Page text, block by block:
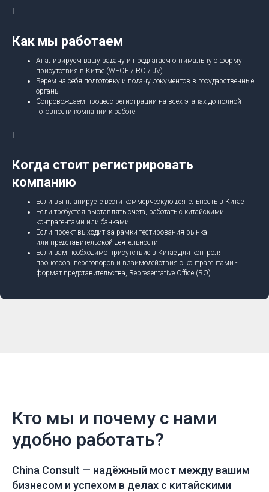
Как мы работаем
Анализируем вашу задачу и предлагаем оптимальную форму
присутствия в Китае (WFOE / RO / JV)
Берем на себя подготовку и подачу документов в государственные
органы
Сопровождаем процесс регистрации на всех этапах до полной
готовности компании к работе
Когда стоит регистрировать
компанию
Если вы планируете вести коммерческую деятельность в Китае
Если требуется выставлять счета, работать с китайскими
контрагентами или банками
Если проект выходит за рамки тестирования рынка
или представительской деятельности
Если вам необходимо присутствие в Китае для контроля
процессов, переговоров и взаимодействия с контрагентами -
формат представительства, Representative Office (RO)
Кто мы и почему с нами
удобно работать?
China Consult — надёжный мост между вашим
бизнесом и успехом в делах с китайскими